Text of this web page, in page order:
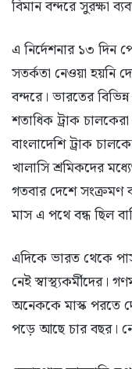
বিমান বন্দরে সুরক্ষা
এ নির্দেশনার ১৩ দিন
সতর্কতা নেওয়া হয়নি
বন্দরে। ভারতের
শতাধিক ট্রাক
বাংলাদেশি ট্রাক
খালাসি শ্রমিকদের
গতবার দেশে সংক্রমণ
মাস এ পথে বন্ধ ছিল
এদিকে ভারত থেকে
নেই স্বাস্থ্যকর্মীদের।
অনেককে মাস্ক পরতে
পড়ে আছে চার বছর।